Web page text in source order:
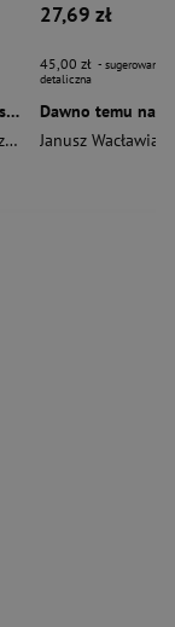
Między ciałem a umysłem
Janina Kokoszka-Paszkot
Piotr Wierzbiński
27,69 zł
45,00 zł - sugerowana
detaliczna
Janusz Wacławiak